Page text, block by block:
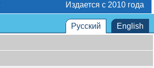
Издается с 2010 года
Русский English